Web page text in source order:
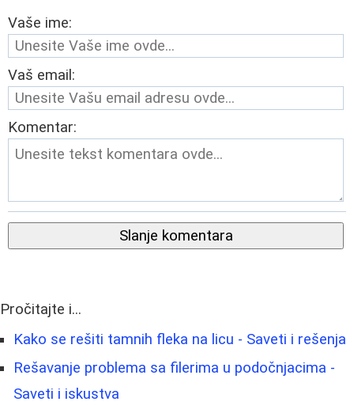
Vaše ime:
Vaš email:
Komentar:
Slanje komentara
Pročitajte i...
Kako se rešiti tamnih fleka na licu - Saveti i rešenja
Rešavanje problema sa filerima u podočnjacima -
Saveti i iskustva